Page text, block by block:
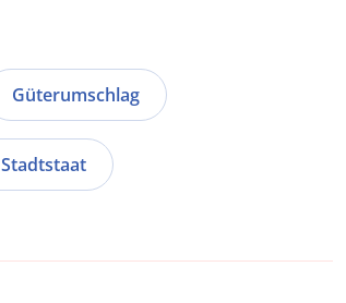
Güterumschlag
Stadtstaat